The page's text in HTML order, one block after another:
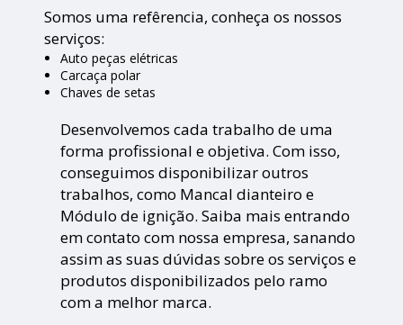
Somos uma refêrencia, conheça os nossos
serviços:
Auto peças elétricas
Carcaça polar
Chaves de setas
Desenvolvemos cada trabalho de uma
forma profissional e objetiva. Com isso,
conseguimos disponibilizar outros
trabalhos, como Mancal dianteiro e
Módulo de ignição. Saiba mais entrando
em contato com nossa empresa, sanando
assim as suas dúvidas sobre os serviços e
produtos disponibilizados pelo ramo
com a melhor marca.